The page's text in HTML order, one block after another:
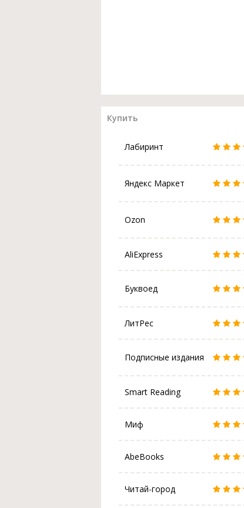
Купить
Лабиринт
Яндекс Маркет
Ozon
AliExpress
Буквоед
ЛитРес
Подписные издания
Smart Reading
Миф
AbeBooks
Читай-город